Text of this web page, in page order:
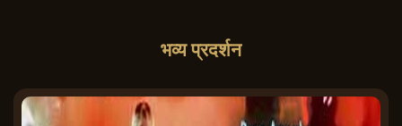
भव्य प्रदर्शन